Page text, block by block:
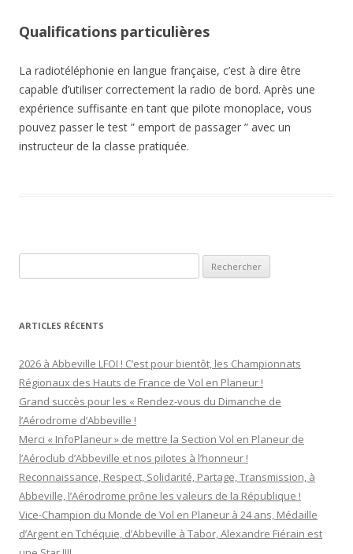
Qualifications particulières
La radiotéléphonie en langue française, c’est à dire être
capable d’utiliser correctement la radio de bord. Après une
expérience suffisante en tant que pilote monoplace, vous
pouvez passer le test ” emport de passager ” avec un
instructeur de la classe pratiquée.
ARTICLES RÉCENTS
2026 à Abbeville LFOI ! C’est pour bientôt, les Championnats
Régionaux des Hauts de France de Vol en Planeur !
Grand succès pour les « Rendez-vous du Dimanche de
l’Aérodrome d’Abbeville !
Merci « InfoPlaneur » de mettre la Section Vol en Planeur de
l’Aéroclub d’Abbeville et nos pilotes à l’honneur !
Reconnaissance, Respect, Solidarité, Partage, Transmission, à
Abbeville, l’Aérodrome prône les valeurs de la République !
Vice-Champion du Monde de Vol en Planeur à 24 ans, Médaille
d’Argent en Tchéquie, d’Abbeville à Tabor, Alexandre Fiérain est